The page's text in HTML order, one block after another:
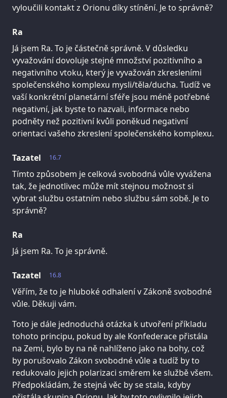
vyloučili kontakt z Orionu díky stínění. Je to správně?
Ra
Já jsem Ra. To je částečně správně. V důsledku
vyvažování dovoluje stejné množství pozitivního a
negativního vtoku, který je vyvažován zkresleními
společenského komplexu mysli/těla/ducha. Tudíž ve
vaší konkrétní planetární sféře jsou méně potřebné
negativní, jak byste to nazvali, informace nebo
podněty než pozitivní kvůli poněkud negativní
orientaci vašeho zkreslení společenského komplexu.
16.7
Tazatel
Tímto způsobem je celková svobodná vůle vyvážena
tak, že jednotlivec může mít stejnou možnost si
vybrat službu ostatním nebo službu sám sobě. Je to
správně?
Ra
Já jsem Ra. To je správně.
16.8
Tazatel
Věřím, že to je hluboké odhalení v Zákoně svobodné
vůle. Děkuji vám.
Toto je dále jednoduchá otázka k utvoření příkladu
tohoto principu, pokud by ale Konfederace přistála
na Zemi, bylo by na ně nahlíženo jako na bohy, což
by porušovalo Zákon svobodné vůle a tudíž by to
redukovalo jejich polarizaci směrem ke službě všem.
Předpokládám, že stejná věc by se stala, kdyby